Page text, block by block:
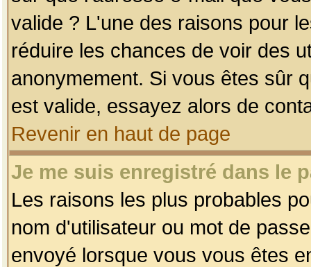
valide ? L'une des raisons pour
réduire les chances de voir des
anonymement. Si vous êtes sûr
est valide, essayez alors de
Revenir en haut de page
Je me suis enregistré dans le
Les raisons les plus probables
nom d'utilisateur ou mot de
envoyé lorsque vous vous êtes